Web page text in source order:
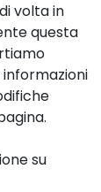
volta in
questa
su